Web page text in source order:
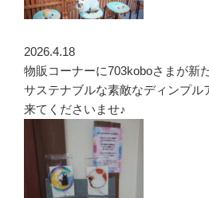
2026.4.18
物販コーナーに703koboさまが新
サステナブルな素敵なディンプル
来てくださいませ♪